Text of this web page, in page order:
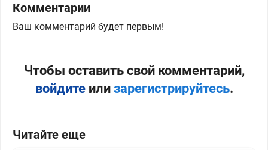
Комментарии
Ваш комментарий будет первым!
Чтобы оставить свой комментарий,
войдитеили зарегистрируйтесь.
Читайте еще